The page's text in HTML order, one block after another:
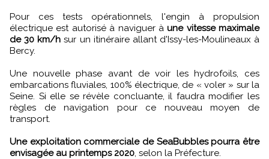
Pour ces tests opérationnels, l'engin à propulsion
électrique est autorisé à naviguer àune vitesse maximale
de 30 km/h sur un itinéraire allant d'Issy-les-Moulineaux à
Bercy.
Une nouvelle phase avant de voir les hydrofoils, ces
embarcations fluviales, 100% électrique, de « voler » sur la
Seine. Si elle se révèle concluante, il faudra modifier les
règles de navigation pour ce nouveau moyen de
transport.
Une exploitation commerciale de SeaBubbles pourra être
envisagée au printemps 2020 , selon la Préfecture.